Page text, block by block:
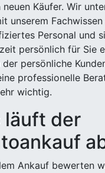
neuen Käufer. Wir
unserem
Personal und
persönlich für Sie
der persönliche
professionelle
wichtig.
läuft der
Ankauf bewerten